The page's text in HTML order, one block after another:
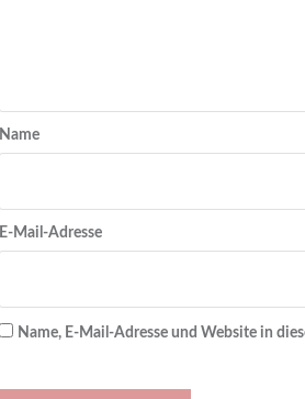
Name
E-Mail-Adresse
Name, E-Mail-Adresse und Website in